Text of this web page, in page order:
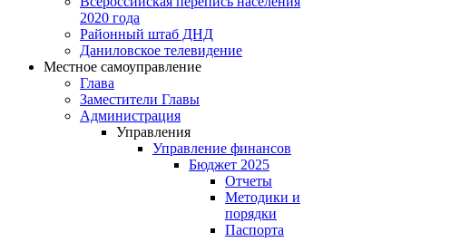
2020 года
Районный штаб ДНД
Даниловское телевидение
Местное самоуправление
Глава
Заместители Главы
Администрация
Управления
Управление финансов
Бюджет 2025
Отчеты
Методики и
порядки
Паспорта